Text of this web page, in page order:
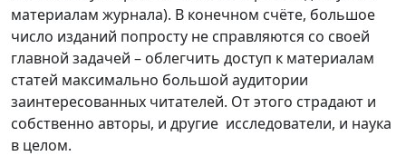
материалам журнала). В конечном счёте, большое
число изданий попросту не справляются со своей
главной задачей – облегчить доступ к материалам
статей максимально большой аудитории
заинтересованных читателей. От этого страдают и
собственно авторы, и другие исследователи, и наука
в целом.